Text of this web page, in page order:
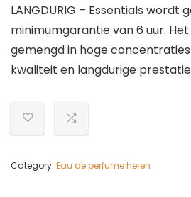
LANGDURIG – Essentials wordt
minimumgarantie van 6 uur. Het
gemengd in hoge
kwaliteit en langdurige
Category: Eau de perfume heren